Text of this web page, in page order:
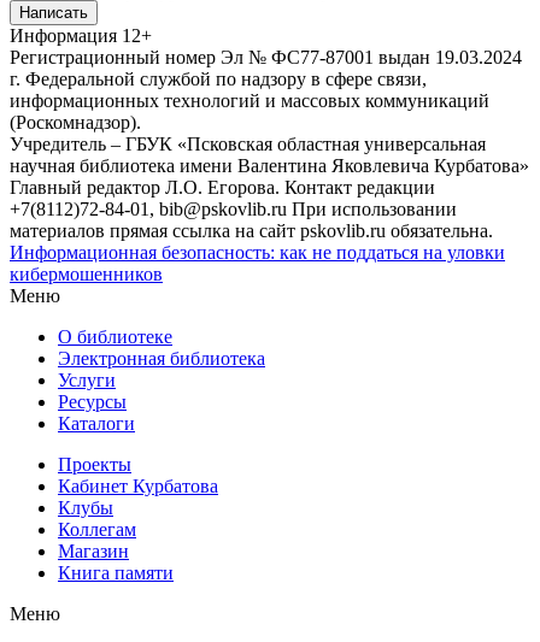
Написать
Информация 12+
Регистрационный номер Эл № ФС77-87001 выдан 19.03.2024
г. Федеральной службой по надзору в сфере связи,
информационных технологий и массовых коммуникаций
(Роскомнадзор).
Учредитель – ГБУК «Псковская областная универсальная
научная библиотека имени Валентина Яковлевича Курбатова»
Главный редактор Л.О. Егорова. Контакт редакции
+7(8112)72-84-01, bib@pskovlib.ru При использовании
материалов прямая ссылка на сайт pskovlib.ru обязательна.
Информационная безопасность: как не поддаться на уловки
кибермошенников
Меню
О библиотеке
Электронная библиотека
Услуги
Ресурсы
Каталоги
Проекты
Кабинет Курбатова
Клубы
Коллегам
Магазин
Книга памяти
Меню